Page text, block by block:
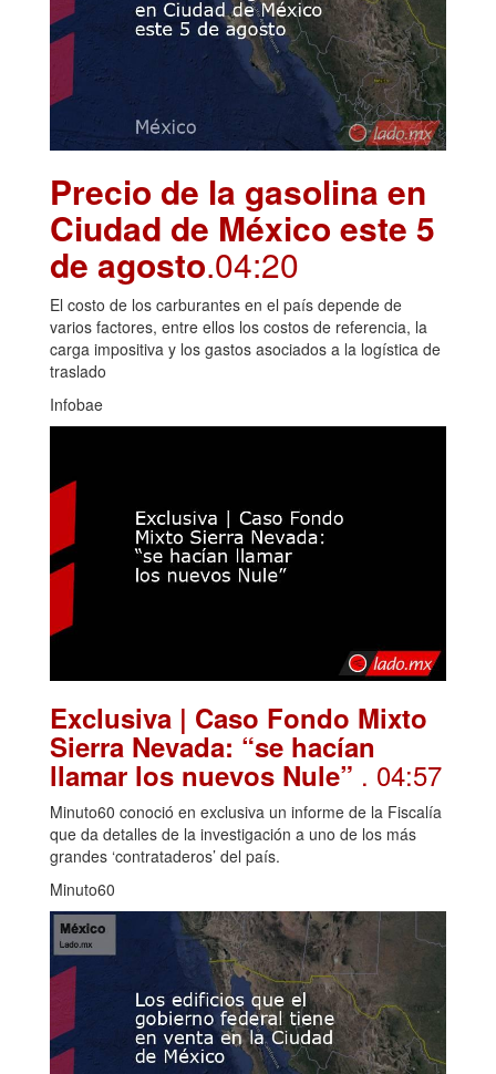
Precio de la gasolina en
Ciudad de México este 5
de agosto.04:20
El costo de los carburantes en el país depende de
varios factores, entre ellos los costos de referencia, la
carga impositiva y los gastos asociados a la logística de
traslado
Infobae
Exclusiva | Caso Fondo Mixto
Sierra Nevada: “se hacían
llamar los nuevos Nule” . 04:57
Minuto60 conoció en exclusiva un informe de la Fiscalía
que da detalles de la investigación a uno de los más
grandes ‘contrataderos’ del país.
Minuto60